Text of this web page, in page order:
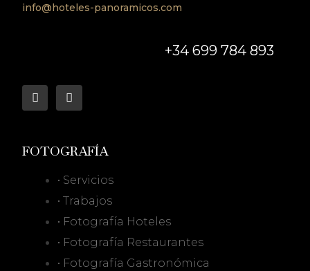
info@hoteles-panoramicos.com
+34 699 784 893
FOTOGRAFÍA
• Servicios
• Trabajos
• Fotografía Hoteles
• Fotografía Restaurantes
• Fotografía Gastronómica